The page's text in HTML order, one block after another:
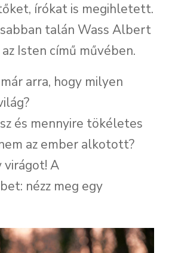
írókat is megihletett.
talán Wass Albert
Isten című művében.
arra, hogy milyen
és mennyire tökéletes
az ember alkotott?
virágot! A
nézz meg egy